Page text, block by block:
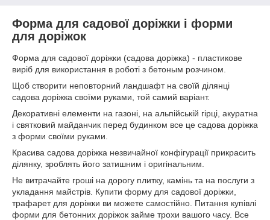
Форма для садової доріжки і форми
для доріжок
Форма для садової доріжки (садова доріжка) - пластикове
виріб для використання в роботі з бетоным розчином.
Щоб створити неповторний ландшафт на своїй ділянці
садова доріжка своїми руками, той самий варіант.
Декоративні елементи на газоні, на альпійській гірці, акуратна
і святковий майданчик перед будинком все це садова доріжка
з форми своїми руками.
Красива садова доріжка незвичайної конфігурації прикрасить
ділянку, зроблять його затишним і оригінальним.
Не витрачайте гроші на дорогу плитку, камінь та на послуги з
укладання майстрів. Купити форму для садової доріжки,
трафарет для доріжки ви можете самостійно. Питання купівлі
форми для бетонних доріжок займе трохи вашого часу. Все